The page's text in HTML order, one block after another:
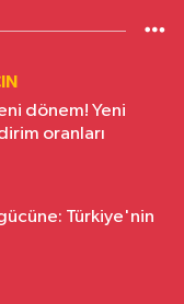
dönem! Yeni
oranları
Türkiye'nin